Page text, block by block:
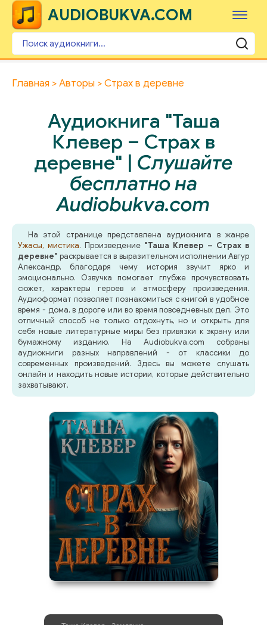
AUDIOBUKVA.COM
Главная Авторы Страх в деревне
Аудиокнига "Таша
Клевер – Страх в
деревне" | Слушайте
бесплатно на
Audiobukva.com
На этой странице представлена аудиокнига в жанре
Ужасы, мистика. Произведение "Таша Клевер – Страх в
деревне" раскрывается в выразительном исполнении Авгур
Александр, благодаря чему история звучит ярко и
эмоционально. Озвучка помогает глубже прочувствовать
сюжет, характеры героев и атмосферу произведения.
Аудиоформат позволяет познакомиться с книгой в удобное
время - дома, в дороге или во время повседневных дел. Это
отличный способ не только отдохнуть, но и открыть для
себя новые литературные миры без привязки к экрану или
бумажному изданию. На Audiobukva.com собраны
аудиокниги разных направлений - от классики до
современных произведений. Здесь вы можете слушать
онлайн и находить новые истории, которые действительно
захватывают.